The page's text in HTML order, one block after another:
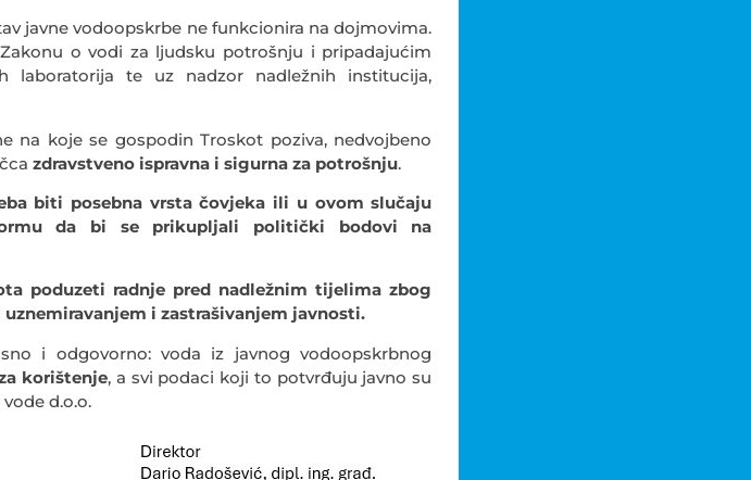
javne vodoopskrbe ne funkcionira na dojmovima.
o vodi za ljudsku potrošnju i pripadajućim
laboratorija te uz nadzor nadležnih institucija,
na koje se gospodin Troskot poziva, nedvojbeno
zdravstveno ispravna i sigurna za potrošnju.
biti posebna vrsta čovjeka ili u ovom slučaju
da bi se prikupljali politički bodovi na
poduzeti radnje pred nadležnim tijelima zbog
i zastrašivanjem javnosti.
i odgovorno: voda iz javnog vodoopskrbnog
korištenje, a svi podaci koji to potvrđuju javno su
d.o.o.